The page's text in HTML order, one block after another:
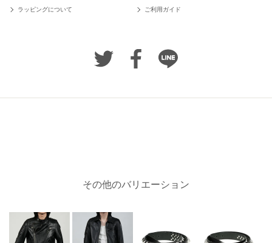
ラッピングについて ご利用ガイド
その他のバリエーション